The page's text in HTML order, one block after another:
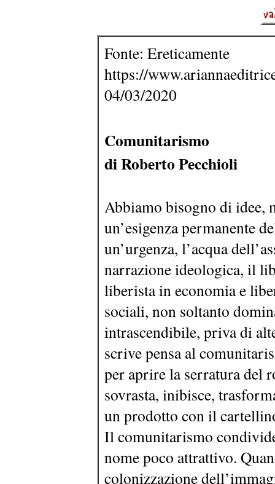
Fonte: Ereticamente
https://
04/03/2020
Comunitarismo
di Roberto Pecchioli
Abbiamo bisogno di idee,
un’esigenza permanente
un’urgenza, l’acqua
narrazione ideologica, il
liberista in economia e
sociali, non soltanto
intrascendibile, priva di
scrive pensa al
per aprire la serratura del
sovrasta, inibisce,
un prodotto con il
Il comunitarismo
nome poco attrattivo.
colonizzazione